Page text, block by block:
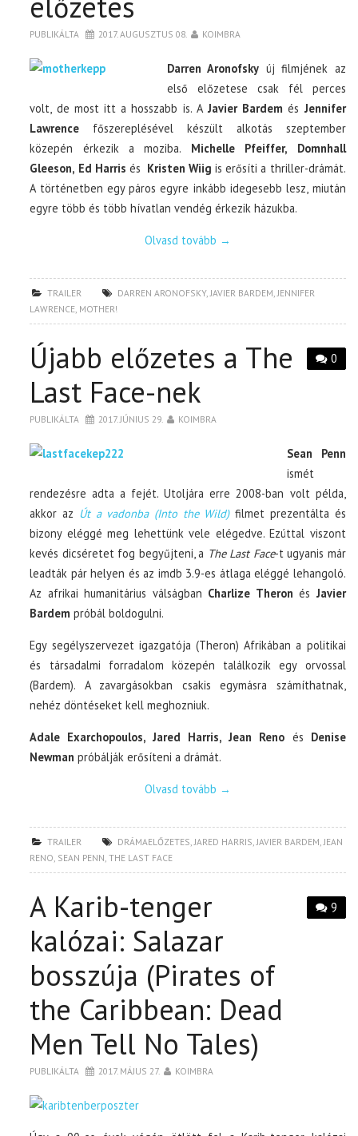
PUBLIKÁLTA 2017. AUGUSZTUS 08. KOIMBRA
Darren Aronofsky új filmjének az
első előzetese csak fél perces
volt, de most itt a hosszabb is. AJavier Bardem és Jennifer
Lawrence főszereplésével készült alkotás szeptember
közepén érkezik a moziba. Michelle Pfeiffer, Domnhall
Gleeson, Ed Harris és Kristen Wiig is erősíti a thriller-drámát.
A történetben egy páros egyre inkább idegesebb lesz, miután
egyre több és több hívatlan vendég érkezik házukba.
Olvasd tovább →
TRAILER DARREN ARONOFSKY,JAVIER BARDEM,JENNIFER
LAWRENCE, MOTHER!
0
Újabb előzetes a The
Last Face-nek
PUBLIKÁLTA 2017. JÚNIUS 29. KOIMBRA
Sean Penn
ismét
rendezésre adta a fejét. Utoljára erre 2008-ban volt példa,
akkor az Út a vadonba (Into the Wild)filmet prezentálta és
bizony eléggé meg lehettünk vele elégedve. Ezúttal viszont
kevés dicséretet fog begyűjteni, a The Last Face-t ugyanis már
leadták pár helyen és az imdb 3.9-es átlaga eléggé lehangoló.
Az afrikai humanitárius válságban Charlize Theron és Javier
Bardem próbál boldogulni.
Egy segélyszervezet igazgatója (Theron) Afrikában a politikai
és társadalmi forradalom közepén találkozik egy orvossal
(Bardem). A zavargásokban csakis egymásra számíthatnak,
nehéz döntéseket kell meghozniuk.
Adale Exarchopoulos, Jared Harris, Jean Reno és Denise
Newman próbálják erősíteni a drámát.
Olvasd tovább →
TRAILER DRÁMAELŐZETES,JARED HARRIS,JAVIER BARDEM,JEAN
RENO, SEAN PENN,THE LAST FACE
9
A Karib-tenger
kalózai: Salazar
bosszúja (Pirates of
the Caribbean: Dead
Men Tell No Tales)
PUBLIKÁLTA 2017. MÁJUS 27. KOIMBRA